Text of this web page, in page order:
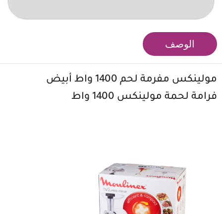
الوصف
مولينكس مفرمة لحم 1400 واط أبيض
فرامة لحمة مولينكس 1400 واط